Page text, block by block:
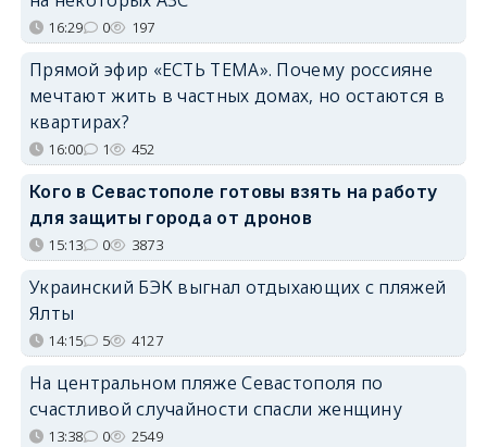
16:29 0 197
Прямой эфир «ЕСТЬ ТЕМА». Почему россияне
мечтают жить в частных домах, но остаются в
квартирах?
16:00 1 452
Кого в Севастополе готовы взять на работу
для защиты города от дронов
15:13 0 3873
Украинский БЭК выгнал отдыхающих с пляжей
Ялты
14:15 5 4127
На центральном пляже Севастополя по
счастливой случайности спасли женщину
13:38 0 2549